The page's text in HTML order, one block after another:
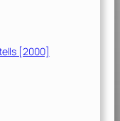
[2000]